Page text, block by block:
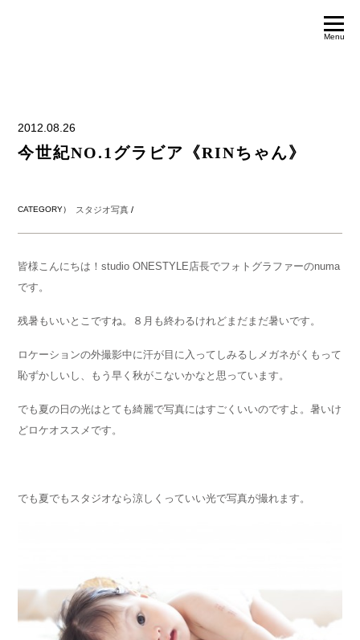
Menu
2012.08.26
今世紀NO.1グラビア《RINちゃん》
CATEGORY） スタジオ写真 /
皆様こんにちは！studio ONESTYLE店長でフォトグラファーのnuma
です。
残暑もいいとこですね。８月も終わるけれどまだまだ暑いです。
ロケーションの外撮影中に汗が目に入ってしみるしメガネがくもって
恥ずかしいし、もう早く秋がこないかなと思っています。
でも夏の日の光はとても綺麗で写真にはすごくいいのですよ。暑いけ
どロケオススメです。
でも夏でもスタジオなら涼しくっていい光で写真が撮れます。